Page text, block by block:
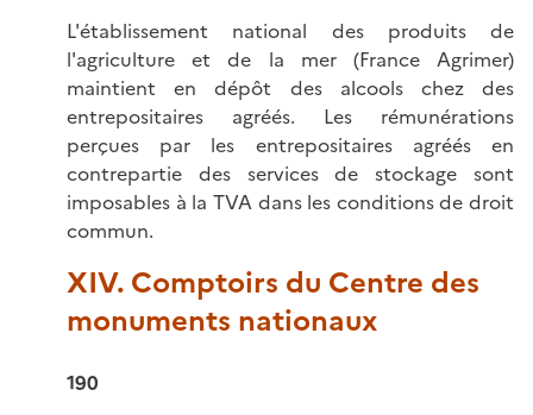
L'établissement national des produits de
l'agriculture et de la mer (France Agrimer)
maintient en dépôt des alcools chez des
entrepositaires agréés. Les rémunérations
perçues par les entrepositaires agréés en
contrepartie des services de stockage sont
imposables à la TVA dans les conditions de droit
commun.
XIV. Comptoirs du Centre des
monuments nationaux
190